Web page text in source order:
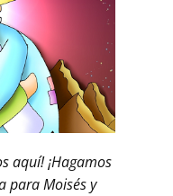
aquí! ¡Hagamos
para Moisés y